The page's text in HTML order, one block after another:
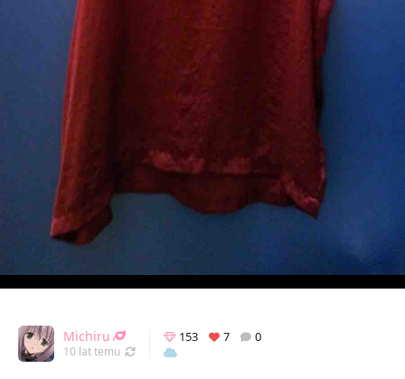
Michiru
10 lat temu Odświeżony 19.12.2016 16:43
153 7 0